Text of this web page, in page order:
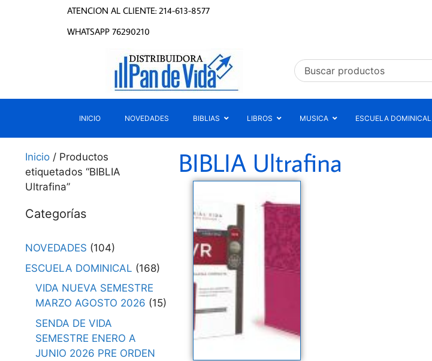
ATENCION AL CLIENTE: 214-613-8577
WHATSAPP 76290210
INICIO NOVEDADES BIBLIAS LIBROS MUSICA ESCUELA DOMINICAL
Inicio / Productos
etiquetados “BIBLIA
Ultrafina”
Categorías
NOVEDADES (104)
ESCUELA DOMINICAL (168)
VIDA NUEVA SEMESTRE
MARZO AGOSTO 2026 (15)
SENDA DE VIDA
SEMESTRE ENERO A
JUNIO 2026 PRE ORDEN
BIBLIA Ultrafina